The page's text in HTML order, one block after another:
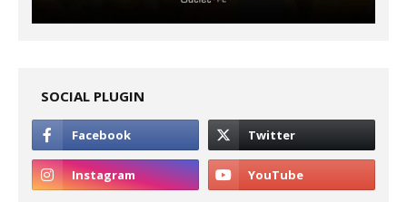
SOCIAL PLUGIN